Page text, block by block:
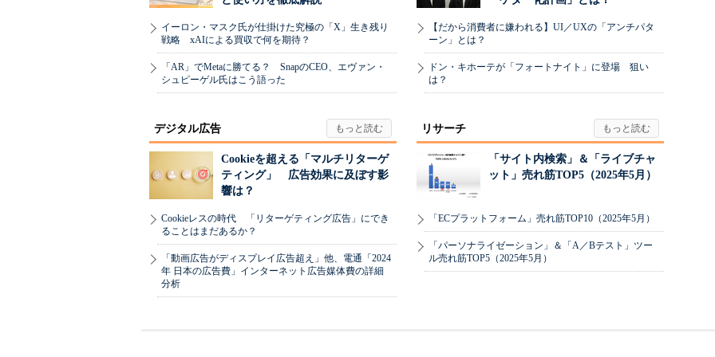
イーロン・マスク氏が仕掛けた究極の「X」生き残り
戦略 xAIによる買収で何を期待？
「AR」でMetaに勝てる？ SnapのCEO、エヴァン・
シュピーゲル氏はこう語った
【だから消費者に嫌われる】UI／UXの「アンチパタ
ーン」とは？
ドン・キホーテが「フォートナイト」に登場 狙い
は？
デジタル広告
Cookieを超える「マルチリターゲ
ティング」 広告効果に及ぼす影
響は？
Cookieレスの時代 「リターゲティング広告」にでき
ることはまだあるか？
「動画広告がディスプレイ広告超え」他、電通「2024
年 日本の広告費」インターネット広告媒体費の詳細
分析
リサーチ
「サイト内検索」＆「ライブチャ
ット」売れ筋TOP5（2025年5月）
「ECプラットフォーム」売れ筋TOP10（2025年5月）
「パーソナライゼーション」＆「A／Bテスト」ツー
ル売れ筋TOP5（2025年5月）